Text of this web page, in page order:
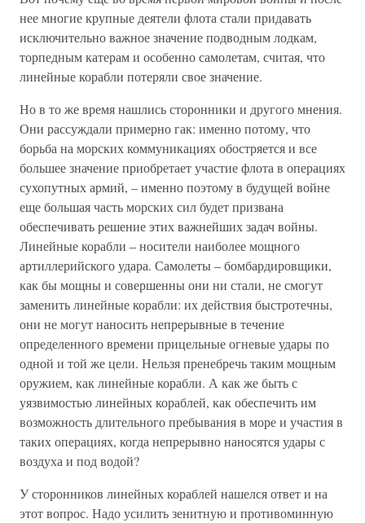
нее многие крупные деятели флота стали придавать
исключительно важное значение подводным лодкам,
торпедным катерам и особенно самолетам, считая, что
линейные корабли потеряли свое значение.
Но в то же время нашлись сторонники и другого мнения.
Они рассуждали примерно гак: именно потому, что
борьба на морских коммуникациях обостряется и все
большее значение приобретает участие флота в операциях
сухопутных армий, – именно поэтому в будущей войне
еще большая часть морских сил будет призвана
обеспечивать решение этих важнейших задач войны.
Линейные корабли – носители наиболее мощного
артиллерийского удара. Самолеты – бомбардировщики,
как бы мощны и совершенны они ни стали, не смогут
заменить линейные корабли: их действия быстротечны,
они не могут наносить непрерывные в течение
определенного времени прицельные огневые удары по
одной и той же цели. Нельзя пренебречь таким мощным
оружием, как линейные корабли. А как же быть с
уязвимостью линейных кораблей, как обеспечить им
возможность длительного пребывания в море и участия в
таких операциях, когда непрерывно наносятся удары с
воздуха и под водой?
У сторонников линейных кораблей нашелся ответ и на
этот вопрос. Надо усилить зенитную и противоминную